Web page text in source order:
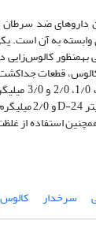
داروهای ضد
وابسته به آن
به­منظور
سرخدار